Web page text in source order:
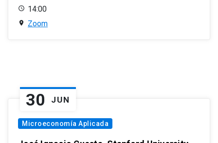
14:00
Zoom
30 JUN
Microeconomía Aplicada